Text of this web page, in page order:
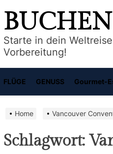
Starte in dein
Vorbereitung!
FLÜGE GENUSS Gourmet-
Home Vancouver
Schlagwort: